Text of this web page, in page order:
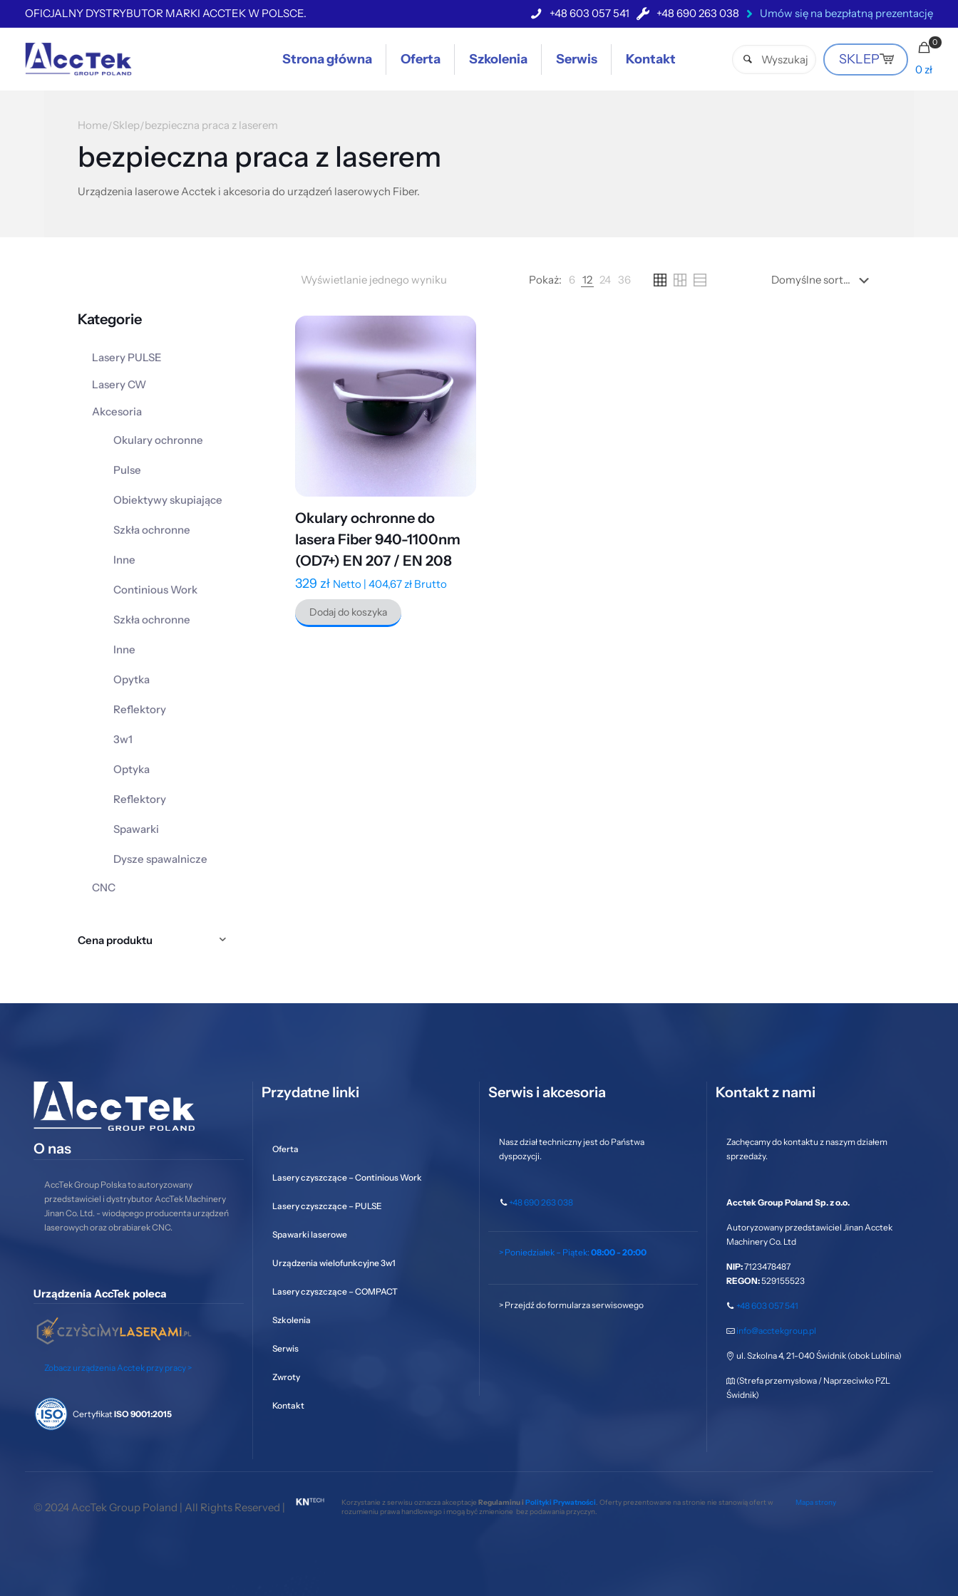
OFICJALNY DYSTRYBUTOR MARKI ACCTEK W POLSCE. +48 603 057 541 +48 690 263 038 Umów się na bezpłatną prezentację
Strona główna Oferta Szkolenia Serwis Kontakt SKLEP
0
0 zł
Home/Sklep/bezpieczna praca z laserem
bezpieczna praca z laserem
Urządzenia laserowe Acctek i akcesoria do urządzeń laserowych Fiber.
Kategorie
Lasery PULSE
Lasery CW
Akcesoria
Okulary ochronne
Pulse
Obiektywy skupiające
Szkła ochronne
Inne
Continious Work
Szkła ochronne
Inne
Opytka
Reflektory
3w1
Optyka
Reflektory
Spawarki
Dysze spawalnicze
CNC
Cena produktu
Wyświetlanie jednego wyniku Pokaż: 6 12 24 36
Okulary ochronne do
lasera Fiber 940-1100nm
(OD7+) EN 207 / EN 208
329 zł Netto | 404,67 zł Brutto
Dodaj do koszyka
O nas
AccTek Group Polska to autoryzowany
przedstawiciel i dystrybutor AccTek Machinery
Jinan Co. Ltd. - wiodącego producenta urządzeń
laserowych oraz obrabiarek CNC.
Urządzenia AccTek poleca
Zobacz urządzenia Acctek przy pracy >
CertyfikatISO 9001:2015
Przydatne linki
Oferta
Lasery czyszczące – Continious Work
Lasery czyszczące – PULSE
Spawarki laserowe
Urządzenia wielofunkcyjne 3w1
Lasery czyszczące – COMPACT
Szkolenia
Serwis
Zwroty
Kontakt
Serwis i akcesoria
Nasz dział techniczny jest do Państwa
dyspozycji.
+48 690 263 038
> Poniedziałek – Piątek: 08:00 - 20:00
> Przejdź do formularza serwisowego
Kontakt z nami
Zachęcamy do kontaktu z naszym działem
sprzedaży.
Acctek Group Poland Sp. z o.o.
Autoryzowany przedstawiciel Jinan Acctek
Machinery Co. Ltd
NIP:7123478487
REGON:529155523
+48 603 057 541
info@acctekgroup.pl
ul. Szkolna 4, 21-040 Świdnik (obok Lublina)
(Strefa przemysłowa / Naprzeciwko PZL
Świdnik)
© 2024 AccTek Group Poland | All Rights Reserved | Korzystanie z serwisu oznacza akceptacje Regulaminu i Polityki Prywatności. Oferty prezentowane na stronie nie stanowią ofert w
rozumieniu prawa handlowego i mogą być zmienione bez podawania przyczyn.
Mapa strony